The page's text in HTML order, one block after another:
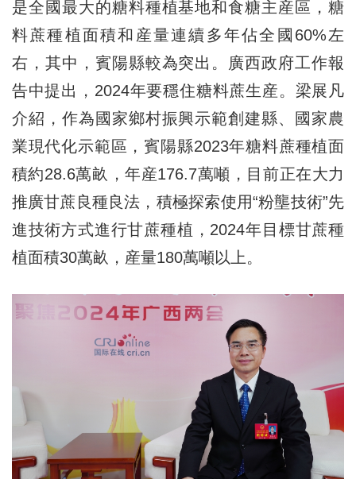
是全國最大的糖料種植基地和食糖主産區，糖
料蔗種植面積和産量連續多年佔全國60%左
右，其中，賓陽縣較為突出。 廣西政府工作報
告中提出，2024年要穩住糖料蔗生産。梁展凡
介紹，作為國家鄉村振興示範創建縣、國家農
業現代化示範區，賓陽縣2023年糖料蔗種植面
積約28.6萬畝，年産176.7萬噸，目前正在大力
推廣甘蔗良種良法，積極探索使用“粉壟技術”先
進技術方式進行甘蔗種植，2024年目標甘蔗種
植面積30萬畝，産量180萬噸以上。